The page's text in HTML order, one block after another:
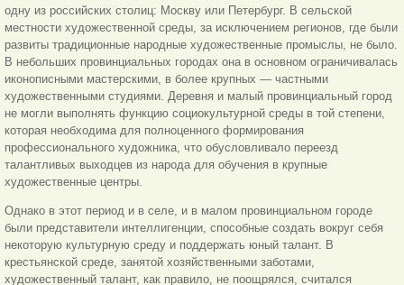
одну из российских столиц: Москву или Петербург. В сельской
местности художественной среды, за исключением регионов, где были
развиты традиционные народные художественные промыслы, не было.
В небольших провинциальных городах она в основном ограничивалась
иконописными мастерскими, в более крупных — частными
художественными студиями. Деревня и малый провинциальный город
не могли выполнять функцию социокультурной среды в той степени,
которая необходима для полноценного формирования
профессионального художника, что обусловливало переезд
талантливых выходцев из народа для обучения в крупные
художественные центры.
Однако в этот период и в селе, и в малом провинциальном городе
были представители интеллигенции, способные создать вокруг себя
некоторую культурную среду и поддержать юный талант. В
крестьянской среде, занятой хозяйственными заботами,
художественный талант, как правило, не поощрялся, считался